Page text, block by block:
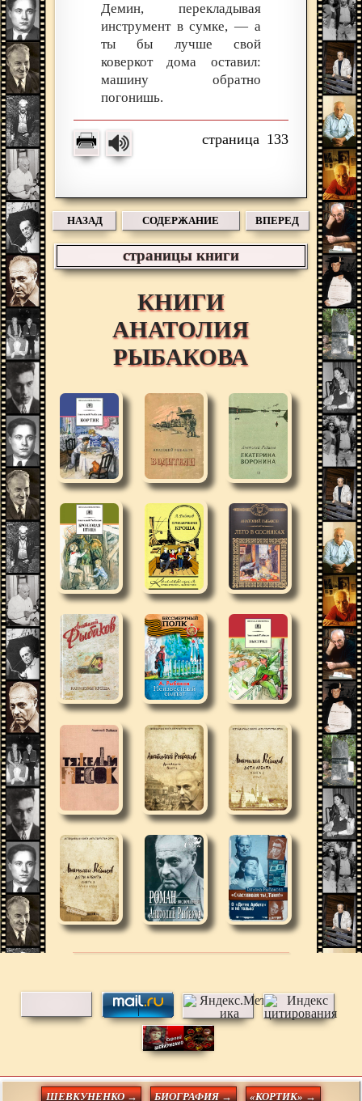
Демин, перекладывая
инструмент в сумке, — а
ты бы лучше свой
коверкот дома оставил:
машину обратно
погонишь.
133
НАЗАД СОДЕРЖАНИЕ ВПЕРЕД
страницы книги
КНИГИ
АНАТОЛИЯ
РЫБАКОВА
ШЕВКУНЕНКО → БИОГРАФИЯ → «КОРТИК» →